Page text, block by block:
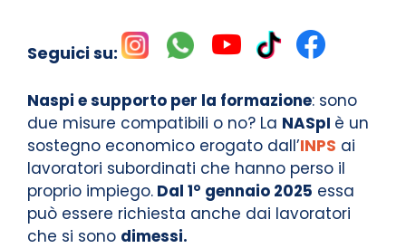
Seguici su:
Naspi e supporto per la formazione: sono
due misure compatibili o no? La NASpI è un
sostegno economico erogato dall’INPS ai
lavoratori subordinati che hanno perso il
proprio impiego. Dal 1° gennaio 2025 essa
può essere richiesta anche dai lavoratori
che si sono dimessi.